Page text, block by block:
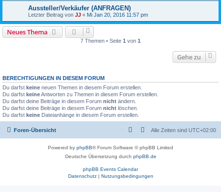
Aussteller/Verkäufer (ANFRAGEN)
Letzter Beitrag von JJ « Mi Jan 20, 2016 11:57 pm
Neues Thema
7 Themen • Seite 1 von 1
Gehe zu
BERECHTIGUNGEN IN DIESEM FORUM
Du darfst keine neuen Themen in diesem Forum erstellen.
Du darfst keineAntworten zu Themen in diesem Forum erstellen.
Du darfst deine Beiträge in diesem Forum nicht ändern.
Du darfst deine Beiträge in diesem Forum nicht löschen.
Du darfst keine Dateianhänge in diesem Forum erstellen.
Foren-Übersicht Alle Zeiten sind UTC+02:00
Powered by phpBB® Forum Software © phpBB Limited
Deutsche Übersetzung durch phpBB.de
phpBB Events Calendar
Datenschutz| Nutzungsbedingungen